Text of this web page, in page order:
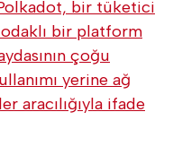
bir tüketici
bir platform
çoğu
yerine ağ
aracılığıyla ifade